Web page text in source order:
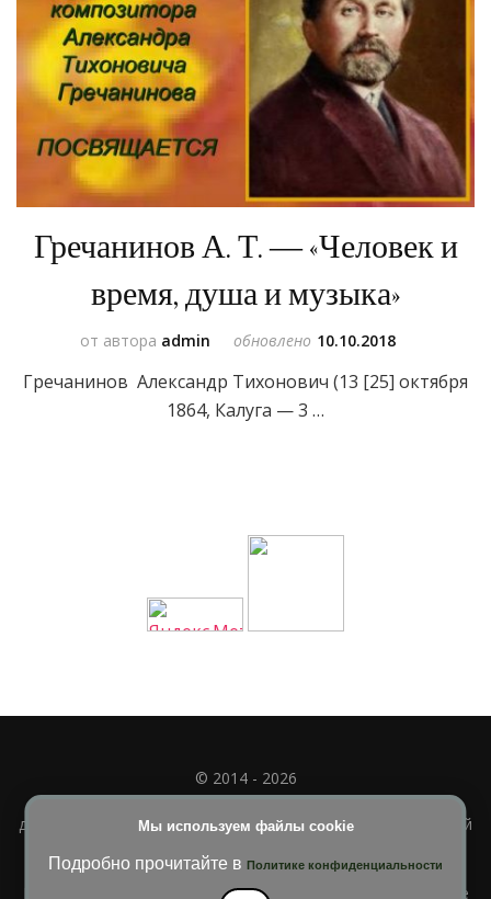
Гречанинов А. Т. — «Человек и
время, душа и музыка»
от автора admin обновлено 10.10.2018
Гречанинов Александр Тихонович (13 [25] октября
1864, Калуга — 3 …
Мы используем файлы cookie
Подробно прочитайте в Политике конфиденциальности
© 2014 - 2026
Полное или частичное использование материала
допускается только при наличии активной и индексируемой
Blossom Diva | РазработанаТемы Blossom . На платформе